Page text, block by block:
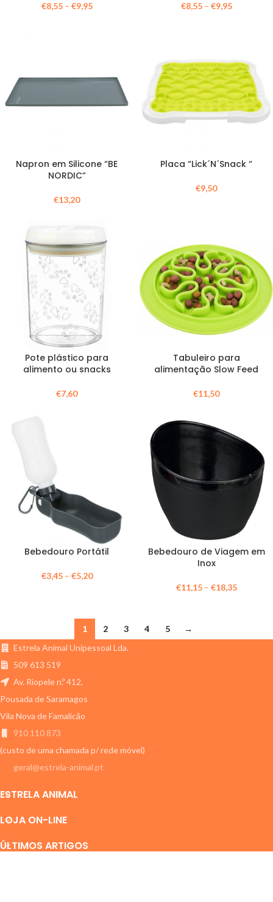
€8,55– €9,95 €8,55– €9,95
Napron em Silicone “BE
NORDIC”
€13,20
Placa “Lick´N´Snack “
€9,50
Pote plástico para
alimento ou snacks
€7,60
Tabuleiro para
alimentação Slow Feed
€11,50
Bebedouro Portátil
€3,45– €5,20
Bebedouro de Viagem em
Inox
€11,15– €18,35
1 2 3 4 5
→
Estrela Animal Unipessoal Lda.
509 613 519
Av. Riopele n.º 412,
Pousada de Saramagos
Vila Nova de Famalicão
910 110 873
(custo de uma chamada p/ rede móvel)
geral@estrela-animal.pt
ESTRELA ANIMAL
LOJA ON-LINE
ÚLTIMOS ARTIGOS